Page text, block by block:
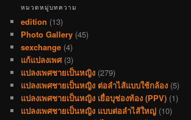
หมวดหมู่บทความ
edition (13)
Photo Gallery (45)
sexchange (4)
แก้แปลงเพศ(3)
แปลงเพศชายเป็นหญิง (279)
แปลงเพศชายเป็นหญิง ต่อลำไส้แบบใช้กล้อง (5)
แปลงเพศชายเป็นหญิง เยื่อบุช่องท้อง (PPV) (1)
แปลงเพศชายเป็นหญิง แบบต่อลำไส้ใหญ่ (10)